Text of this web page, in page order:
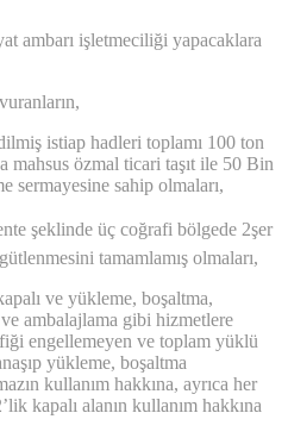
ambarı işletmeciliği yapacaklara
istiap hadleri toplamı 100 ton
mahsus özmal ticari taşıt ile 50 Bin
sermayesine sahip olmaları,
şeklinde üç coğrafi bölgede 2şer
tamamlamış olmaları,
ve yükleme, boşaltma,
ambalajlama gibi hizmetlere
engellemeyen ve toplam yüklü
yükleme, boşaltma
kullanım hakkına, ayrıca her
kapalı alanın kullanım hakkına